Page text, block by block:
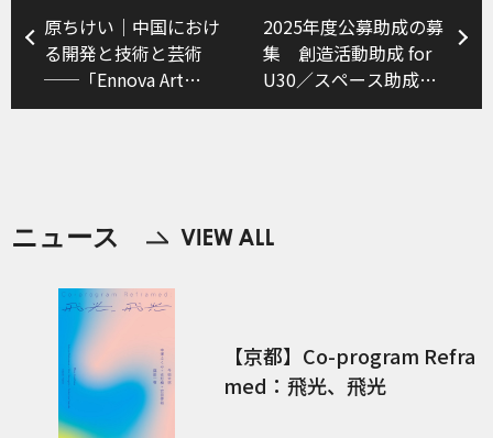
原ちけい｜中国におけ
る開発と技術と芸術
──「Ennova Art
Biennale vol.01：多元
2025年度公募助成の募
集 創造活動助成 for
U30／スペース助成／
創造的場づくり助成
ニュース
【京都】Co-program Refra
med：飛光、飛光